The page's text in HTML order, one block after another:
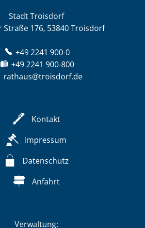
Stadt Troisdorf
Straße 176, 53840 Troisdorf
+49 2241 900-0
+49 2241 900-800
rathaus@troisdorf.de
Kontakt
Impressum
Datenschutz
Anfahrt
Verwaltung: